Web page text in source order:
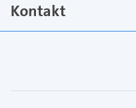
Kontakt